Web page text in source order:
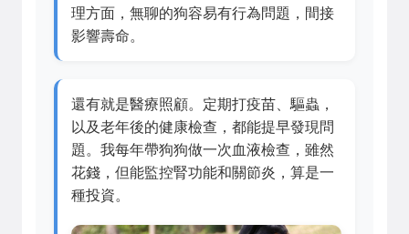
理方面，無聊的狗容易有行為問題，間接
影響壽命。
還有就是醫療照顧。定期打疫苗、驅蟲，
以及老年後的健康檢查，都能提早發現問
題。我每年帶狗狗做一次血液檢查，雖然
花錢，但能監控腎功能和關節炎，算是一
種投資。